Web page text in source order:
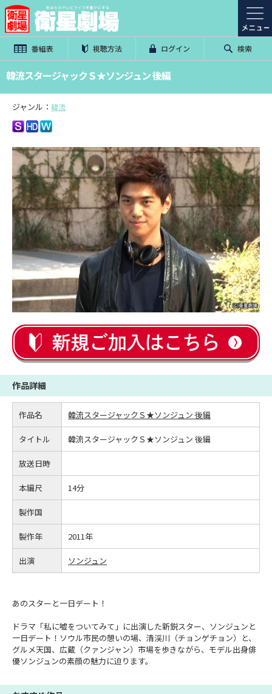
番組表 視聴方法 ログイン 検索
韓流スタージャックＳ★ソンジュン 後編
ジャンル： 韓流
作品詳細
作品名 韓流スタージャックＳ★ソンジュン 後編
タイトル 韓流スタージャックＳ★ソンジュン 後編
放送日時
本編尺 14分
製作国
製作年 2011年
出演 ソンジュン
あのスターと一日デート！
ドラマ「私に嘘をついてみて」に出演した新鋭スター、ソンジュンと
一日デート！ソウル市民の憩いの場、清渓川（チョンゲチョン）と、
グルメ天国、広蔵（クァンジャン）市場を歩きながら、モデル出身俳
優ソンジュンの素顔の魅力に迫ります。